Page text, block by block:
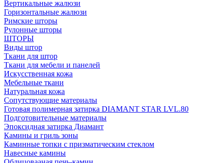
Вертикальные жалюзи
Горизонтальные жалюзи
Римские шторы
Рулонные шторы
ШТОРЫ
Виды штор
Ткани для штор
Ткани для мебели и панелей
Искусственная кожа
Мебельные ткани
Натуральная кожа
Сопутствующие материалы
Готовая полимерная затирка DIAMANT STAR LVL.80
Подготовительные материалы
Эпоксидная затирка Диамант
Камины и гриль зоны
Каминные топки с призматическим стеклом
Навесные камины